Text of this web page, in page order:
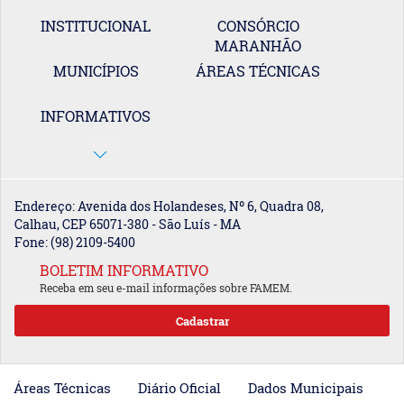
INSTITUCIONAL
CONSÓRCIO
MARANHÃO
MUNICÍPIOS
ÁREAS TÉCNICAS
INFORMATIVOS
Endereço: Avenida dos Holandeses, Nº 6, Quadra 08,
Calhau, CEP 65071-380 - São Luís - MA
Fone: (98) 2109-5400
BOLETIM INFORMATIVO
Receba em seu e-mail informações sobre FAMEM.
Áreas Técnicas Diário Oficial Dados Municipais